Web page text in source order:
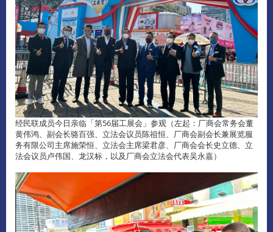
经民联成员今日亲临「第56届工展会」参观（左起：厂商会常务会董
黄伟鸿、副会长骆百强、立法会议员陈祖恒、厂商会副会长兼展览服
务有限公司主席施荣恒、立法会主席梁君彦、厂商会会长史立德、立
法会议员卢伟国、龙汉标，以及厂商会立法会代表吴永嘉）